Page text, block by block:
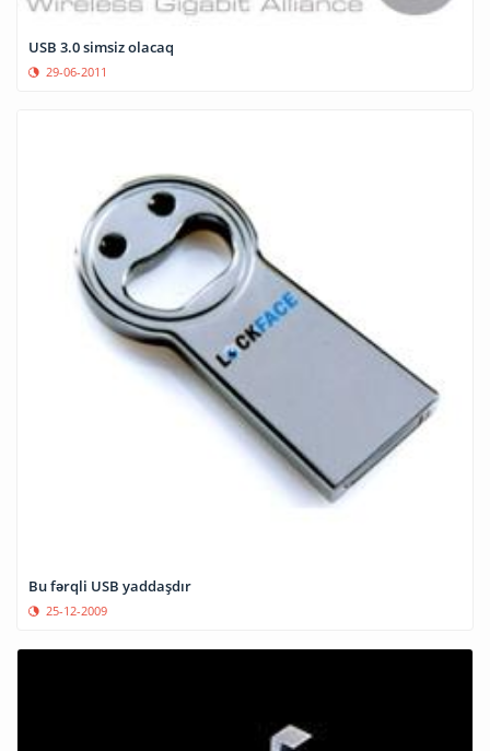
USB 3.0 simsiz olacaq
29-06-2011
Bu fərqli USB yaddaşdır
25-12-2009